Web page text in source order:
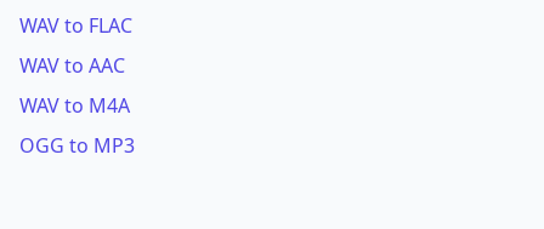
WAV to FLAC
WAV to AAC
WAV to M4A
OGG to MP3